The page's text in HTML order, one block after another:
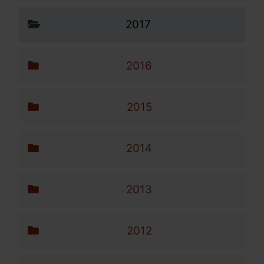
Tätigkeitsberichte und
Unsere Angebote
Social Media Netiquette
2017
2016
2015
2014
2013
2012